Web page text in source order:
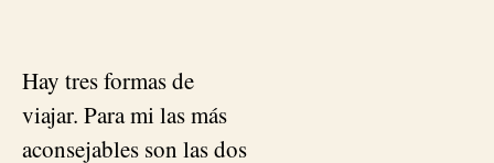
Hay tres formas de
viajar. Para mi las más
aconsejables son las dos